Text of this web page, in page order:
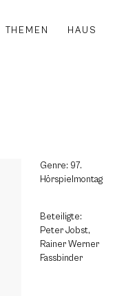
THEMEN HAUS
Genre: 97.
Hörspielmontag
Beteiligte:
Peter Jobst,
Rainer Werner
Fassbinder